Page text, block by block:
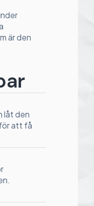
är den
låt den
att få